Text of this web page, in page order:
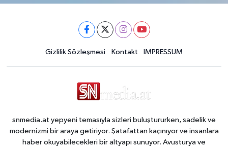
Gizlilik Sözleşmesi Kontakt IMPRESSUM
snmedia.at yepyeni temasıyla sizleri buluştururken, sadelik ve
modernizmi bir araya getiriyor. Şatafattan kaçınıyor ve insanlara
haber okuyabilecekleri bir altyapı sunuyor. Avusturya ve